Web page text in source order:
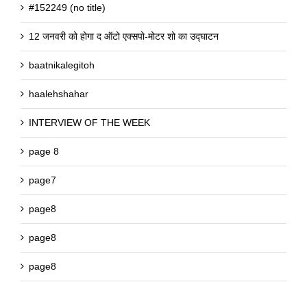
#152249 (no title)
12 जनवरी को होगा द ऑटो एक्सपो-मोटर शो का उद्घाटन
baatnikalegitoh
haalehshahar
INTERVIEW OF THE WEEK
page 8
page7
page8
page8
page8